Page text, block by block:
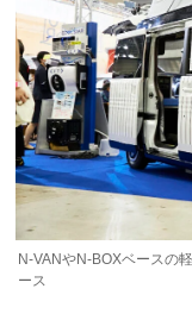
N-VANやN-BOXベースの
ース